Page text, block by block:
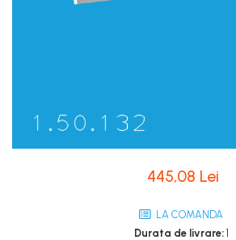
Coloane de interior
Piedestaluri coloane
445,08 Lei
LA COMANDA
Durata de livrare:1